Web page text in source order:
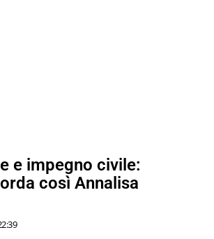
e impegno civile:
così Annalisa